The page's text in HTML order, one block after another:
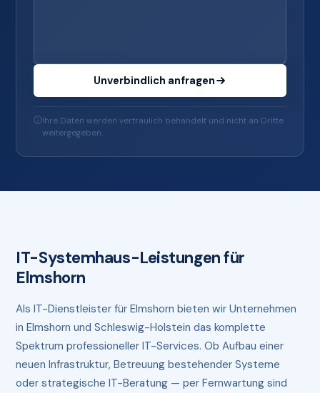
Unverbindlich anfragen
Ihre Daten werden vertraulich behandelt und nicht an Dritte
weitergegeben.
IT-Systemhaus-Leistungen für
Elmshorn
Als IT-Dienstleister für Elmshorn bieten wir Unternehmen
in Elmshorn und Schleswig-Holstein das komplette
Spektrum professioneller IT-Services. Ob Aufbau einer
neuen Infrastruktur, Betreuung bestehender Systeme
oder strategische IT-Beratung — per Fernwartung sind